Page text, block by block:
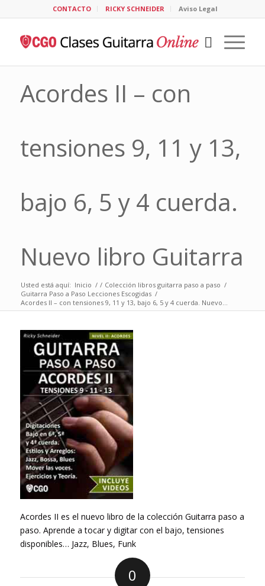
CONTACTO RICKY SCHNEIDER Aviso Legal
Acordes II – con
tensiones 9, 11 y 13,
bajo 6, 5 y 4 cuerda.
Nuevo libro Guitarra
Usted está aquí: Inicio / / Colección libros guitarra paso a paso /
Guitarra Paso a Paso Lecciones Escogidas /
Acordes II – con tensiones 9, 11 y 13, bajo 6, 5 y 4 cuerda. Nuevo...
Acordes II es el nuevo libro de la colección Guitarra paso a
paso. Aprende a tocar y digitar con el bajo, tensiones
disponibles… Jazz, Blues, Funk
0